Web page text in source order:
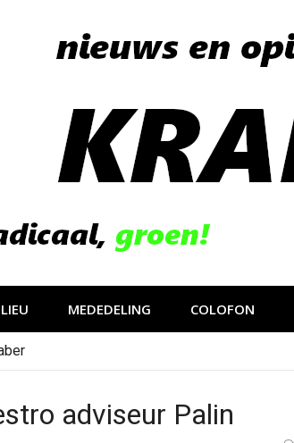
MEDEDELING COLOFON
adviseur Palin